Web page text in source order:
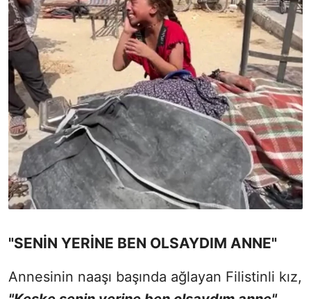
"SENİN YERİNE BEN OLSAYDIM ANNE"
Annesinin naaşı başında ağlayan Filistinli kız,